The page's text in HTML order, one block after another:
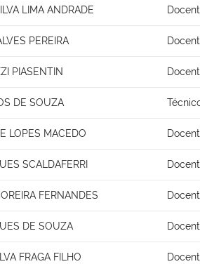
LIMA ANDRADE
PEREIRA
PIASENTIN
DE SOUZA
LOPES MACEDO
SCALDAFERRI
FERNANDES
DE SOUZA
FRAGA FILHO